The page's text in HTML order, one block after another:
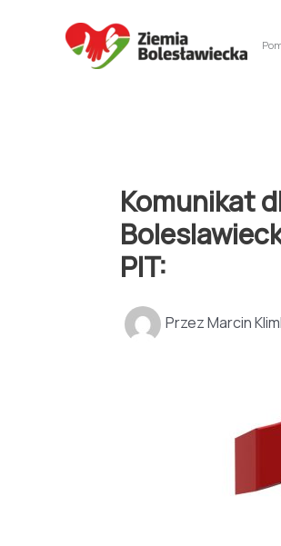
Komunikat
PIT:
PrzezMarcin